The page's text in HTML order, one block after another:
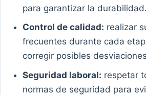
para garantizar la durabilidad.
Control de calidad: realizar
frecuentes durante cada
corregir posibles
Seguridad laboral: respetar
normas de seguridad para